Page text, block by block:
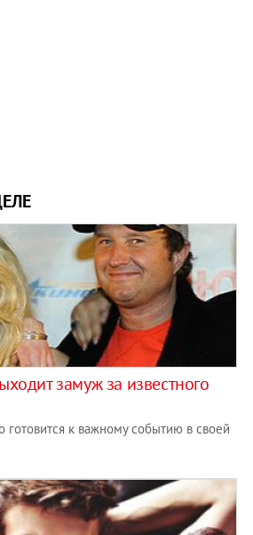
замуж за известного
готовится к важному событию в своей